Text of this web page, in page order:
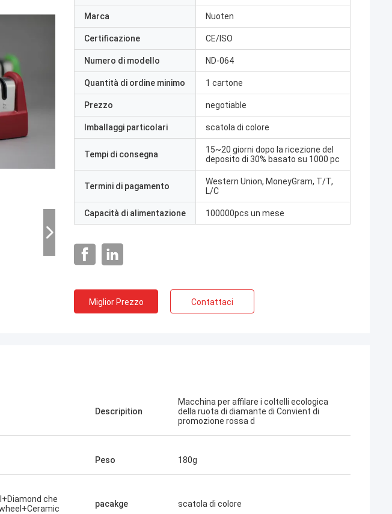
Marca Nuoten
Certificazione CE/ISO
Numero di modello ND-064
Quantità di ordine minimo 1 cartone
Prezzo negotiable
Imballaggi particolari scatola di colore
Tempi di consegna
15~20 giorni dopo la ricezione del
deposito di 30% basato su 1000 pc
Termini di pagamento
Western Union, MoneyGram, T/T,
L/C
Capacità di alimentazione 100000pcs un mese
Miglior Prezzo Contattaci
Descripition
Macchina per affilare i coltelli ecologica
della ruota di diamante di Convient di
promozione rossa d
Peso 180g
che
pacakge scatola di colore